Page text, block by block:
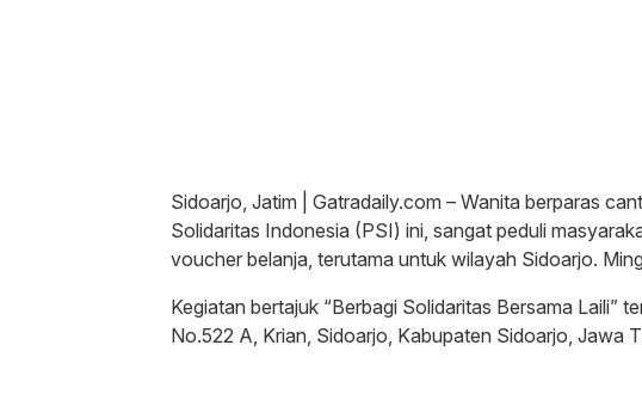
Sidoarjo, Jatim | Gatradaily.com – Wanita berparas
Solidaritas Indonesia (PSI) ini, sangat peduli
voucher belanja, terutama untuk wilayah Sidoarjo.
Kegiatan bertajuk “Berbagi Solidaritas Bersama Laili”
No.522 A, Krian, Sidoarjo, Kabupaten Sidoarjo, Jawa